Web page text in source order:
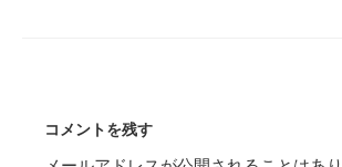
コメントを残す